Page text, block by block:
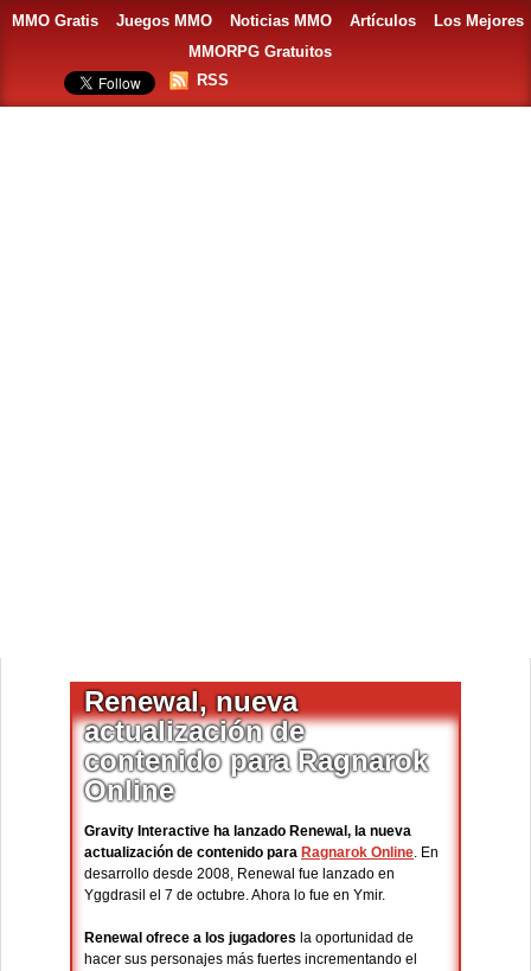
MMO Gratis Juegos MMO Noticias MMO Artículos
Los Mejores
MMORPG Gratuitos
RSS
Renewal, nueva
actualización de
contenido para Ragnarok
Online
Gravity Interactive ha lanzado Renewal, la nueva
actualización de contenido para Ragnarok Online. En
desarrollo desde 2008, Renewal fue lanzado en
Yggdrasil el 7 de octubre. Ahora lo fue en Ymir.
Renewal ofrece a los jugadores la oportunidad de
hacer sus personajes más fuertes incrementando el